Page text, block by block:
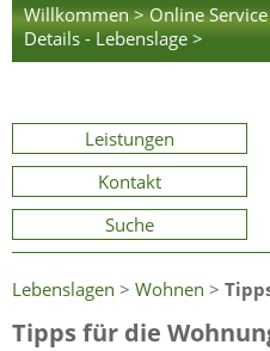
Willkommen > Online
Details - Lebenslage >
Leistungen
Kontakt
Suche
Lebenslagen > Wohnen >
Tipps für die